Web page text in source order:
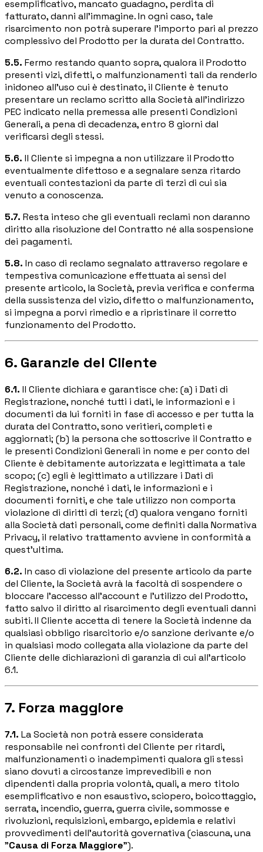
esemplificativo, mancato guadagno, perdita di
fatturato, danni all'immagine. In ogni caso, tale
risarcimento non potrà superare l'importo pari al prezzo
complessivo del Prodotto per la durata del Contratto.
5.5. Fermo restando quanto sopra, qualora il Prodotto
presenti vizi, difetti, o malfunzionamenti tali da renderlo
inidoneo all'uso cui è destinato, il Cliente è tenuto
presentare un reclamo scritto alla Società all'indirizzo
PEC indicato nella premessa alle presenti Condizioni
Generali, a pena di decadenza, entro 8 giorni dal
verificarsi degli stessi.
5.6. Il Cliente si impegna a non utilizzare il Prodotto
eventualmente difettoso e a segnalare senza ritardo
eventuali contestazioni da parte di terzi di cui sia
venuto a conoscenza.
5.7. Resta inteso che gli eventuali reclami non daranno
diritto alla risoluzione del Contratto né alla sospensione
dei pagamenti.
5.8. In caso di reclamo segnalato attraverso regolare e
tempestiva comunicazione effettuata ai sensi del
presente articolo, la Società, previa verifica e conferma
della sussistenza del vizio, difetto o malfunzionamento,
si impegna a porvi rimedio e a ripristinare il corretto
funzionamento del Prodotto.
6. Garanzie del Cliente
6.1. Il Cliente dichiara e garantisce che: (a) i Dati di
Registrazione, nonché tutti i dati, le informazioni e i
documenti da lui forniti in fase di accesso e per tutta la
durata del Contratto, sono veritieri, completi e
aggiornati; (b) la persona che sottoscrive il Contratto e
le presenti Condizioni Generali in nome e per conto del
Cliente è debitamente autorizzata e legittimata a tale
scopo; (c) egli è legittimato a utilizzare i Dati di
Registrazione, nonché i dati, le informazioni e i
documenti forniti, e che tale utilizzo non comporta
violazione di diritti di terzi; (d) qualora vengano forniti
alla Società dati personali, come definiti dalla Normativa
Privacy, il relativo trattamento avviene in conformità a
quest'ultima.
6.2. In caso di violazione del presente articolo da parte
del Cliente, la Società avrà la facoltà di sospendere o
bloccare l'accesso all'account e l'utilizzo del Prodotto,
fatto salvo il diritto al risarcimento degli eventuali danni
subiti. Il Cliente accetta di tenere la Società indenne da
qualsiasi obbligo risarcitorio e/o sanzione derivante e/o
in qualsiasi modo collegata alla violazione da parte del
Cliente delle dichiarazioni di garanzia di cui all'articolo
6.1.
7. Forza maggiore
7.1. La Società non potrà essere considerata
responsabile nei confronti del Cliente per ritardi,
malfunzionamenti o inadempimenti qualora gli stessi
siano dovuti a circostanze imprevedibili e non
dipendenti dalla propria volontà, quali, a mero titolo
esemplificativo e non esaustivo, sciopero, boicottaggio,
serrata, incendio, guerra, guerra civile, sommosse e
rivoluzioni, requisizioni, embargo, epidemia e relativi
provvedimenti dell'autorità governativa (ciascuna, una
"Causa di Forza Maggiore").